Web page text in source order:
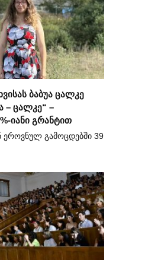
ბაბუა ცალკე
– ცალკე“ –
იანი გრანტით
ეროვნულ გამოცდებში 39